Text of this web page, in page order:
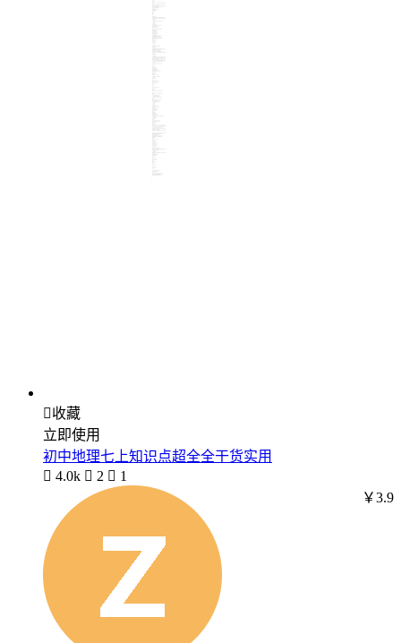
收藏
立即使用
初中地理七上知识点超全全干货实用
 4.0k  2  1
￥3.9